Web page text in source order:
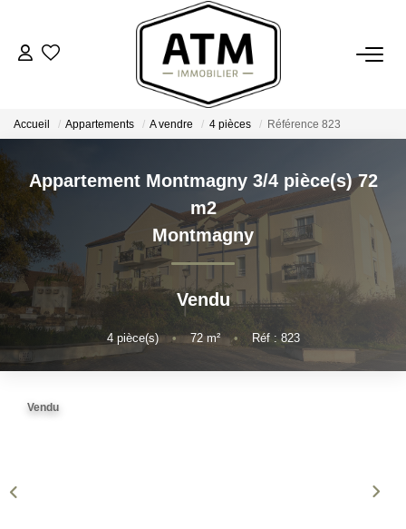
ACHETER
ESTIMER
L'AGENCE
Notre Agence
Accueil Appartements A vendre 4 pièces Référence 823
Appartement Montmagny 3/4 pièce(s) 72
m2
Montmagny
Vendu
4pièce(s) • 72m² • Réf : 823
Vendu